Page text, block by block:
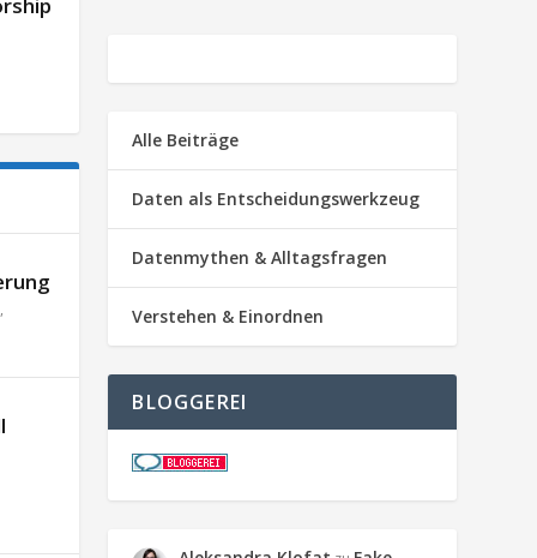
,
Alle Beiträge
Daten als Entscheidungswerkzeug
Datenmythen & Alltagsfragen
Verstehen & Einordnen
BLOGGEREI